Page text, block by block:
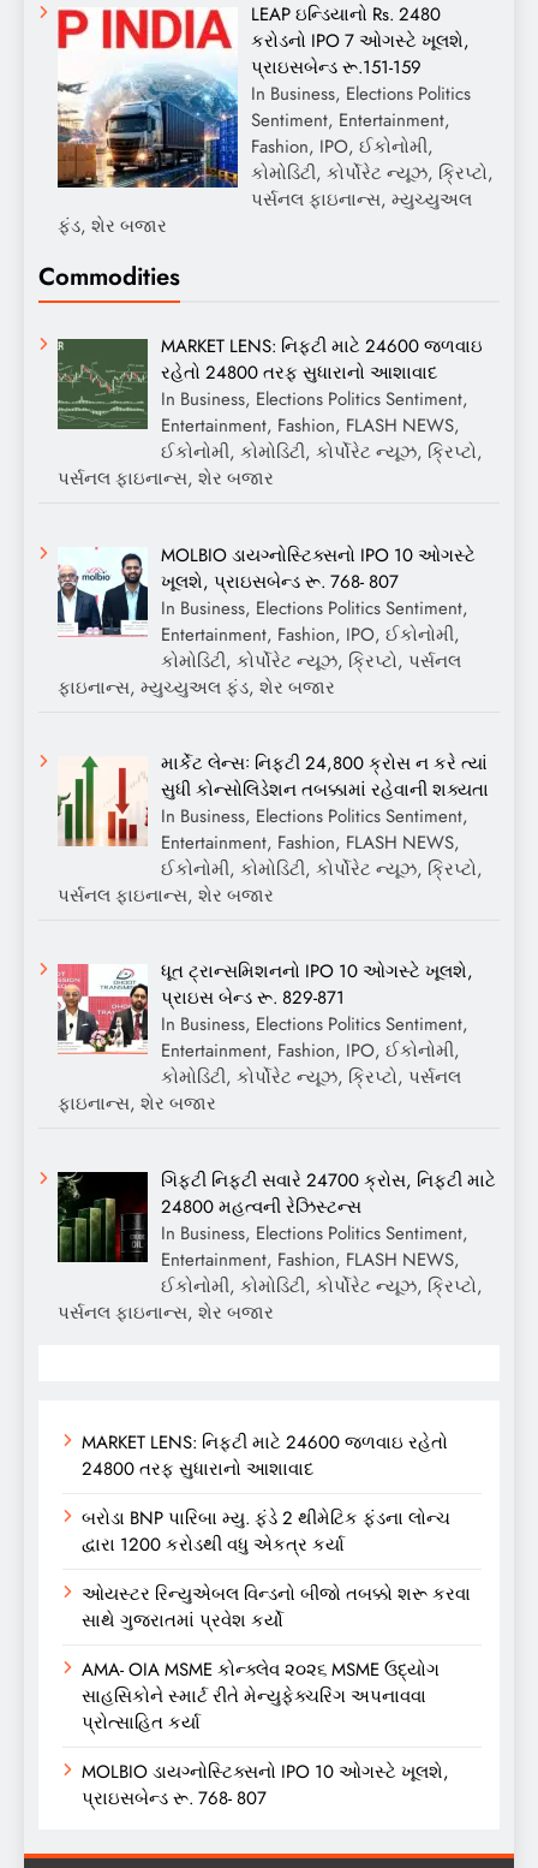
LEAP ઇન્ડિયાનો Rs. 2480
કરોડનો IPO 7 ઓગસ્ટે ખૂલશે,
પ્રાઇસબેન્ડ રૂ.151-159
In Business, Elections Politics
Sentiment, Entertainment,
Fashion, IPO, ઈકોનોમી,
કોમોડિટી, કોર્પોરેટ ન્યૂઝ, ક્રિપ્ટો,
પર્સનલ ફાઇનાન્સ, મ્યુચ્યુઅલ
ફંડ, શેર બજાર
Commodities
MARKET LENS: નિફ્ટી માટે 24600 જળવાઇ
રહેતો 24800 તરફ સુધારાનો આશાવાદ
In Business, Elections Politics Sentiment,
Entertainment, Fashion, FLASH NEWS,
ઈકોનોમી, કોમોડિટી, કોર્પોરેટ ન્યૂઝ, ક્રિપ્ટો,
પર્સનલ ફાઇનાન્સ, શેર બજાર
MOLBIO ડાયગ્નોસ્ટિક્સનો IPO 10 ઓગસ્ટે
ખૂલશે, પ્રાઇસબેન્ડ રૂ. 768- 807
In Business, Elections Politics Sentiment,
Entertainment, Fashion, IPO, ઈકોનોમી,
કોમોડિટી, કોર્પોરેટ ન્યૂઝ, ક્રિપ્ટો, પર્સનલ
ફાઇનાન્સ, મ્યુચ્યુઅલ ફંડ, શેર બજાર
માર્કેટ લેન્સઃ નિફ્ટી 24,800 ક્રોસ ન કરે ત્યાં
સુધી કોન્સોલિડેશન તબક્કામાં રહેવાની શક્યતા
In Business, Elections Politics Sentiment,
Entertainment, Fashion, FLASH NEWS,
ઈકોનોમી, કોમોડિટી, કોર્પોરેટ ન્યૂઝ, ક્રિપ્ટો,
પર્સનલ ફાઇનાન્સ, શેર બજાર
ધૂત ટ્રાન્સમિશનનો IPO 10 ઓગસ્ટે ખૂલશે,
પ્રાઇસ બેન્ડ રૂ. 829-871
In Business, Elections Politics Sentiment,
Entertainment, Fashion, IPO, ઈકોનોમી,
કોમોડિટી, કોર્પોરેટ ન્યૂઝ, ક્રિપ્ટો, પર્સનલ
ફાઇનાન્સ, શેર બજાર
ગિફ્ટી નિફ્ટી સવારે 24700 ક્રોસ, નિફ્ટી માટે
24800 મહત્વની રેઝિસ્ટન્સ
In Business, Elections Politics Sentiment,
Entertainment, Fashion, FLASH NEWS,
ઈકોનોમી, કોમોડિટી, કોર્પોરેટ ન્યૂઝ, ક્રિપ્ટો,
પર્સનલ ફાઇનાન્સ, શેર બજાર
MARKET LENS: નિફ્ટી માટે 24600 જળવાઇ રહેતો
24800 તરફ સુધારાનો આશાવાદ
બરોડા BNP પારિબા મ્યુ. ફંડે 2 થીમેટિક ફંડના લોન્ચ
દ્વારા 1200 કરોડથી વધુ એકત્ર કર્યા
ઓયસ્ટર રિન્યુએબલ વિન્ડનો બીજો તબક્કો શરૂ કરવા
સાથે ગુજરાતમાં પ્રવેશ કર્યો
AMA- OIA MSME કોન્ક્લેવ ૨૦૨૬ MSME ઉદ્યોગ
સાહસિકોને સ્માર્ટ રીતે મેન્યુફેક્ચરિંગ અપનાવવા
પ્રોત્સાહિત કર્યા
MOLBIO ડાયગ્નોસ્ટિક્સનો IPO 10 ઓગસ્ટે ખૂલશે,
પ્રાઇસબેન્ડ રૂ. 768- 807